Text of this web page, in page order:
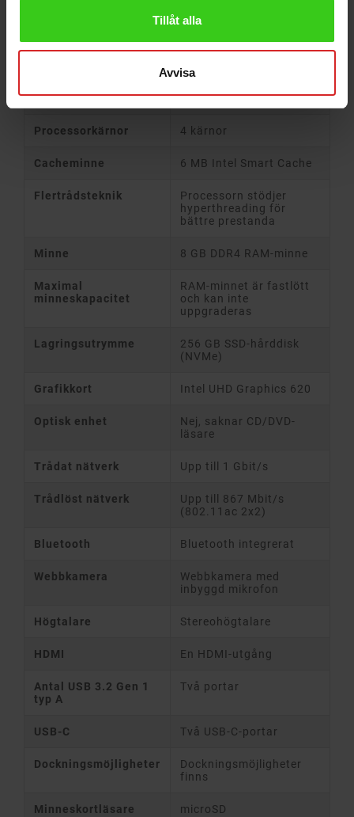
Tillåt alla
Avvisa
skärm
Skärmupplösning 1920 x 1080 (Full HD)
GHz (4.1 GHz Turbo)
Processorkärnor 4 kärnor
Cacheminne 6 MB Intel Smart Cache
Flertrådsteknik
Processorn stödjer
hyperthreading för
bättre prestanda
Minne 8 GB DDR4 RAM-minne
Maximal
minneskapacitet
RAM-minnet är fastlött
och kan inte
uppgraderas
Lagringsutrymme
256 GB SSD-hårddisk
(NVMe)
Grafikkort Intel UHD Graphics 620
Optisk enhet
Nej, saknar CD/DVD-
läsare
Trådat nätverk Upp till 1 Gbit/s
Trådlöst nätverk
Upp till 867 Mbit/s
(802.11ac 2x2)
Bluetooth Bluetooth integrerat
Webbkamera
Webbkamera med
inbyggd mikrofon
Högtalare Stereohögtalare
HDMI En HDMI-utgång
Antal USB 3.2 Gen 1
typ A
Två portar
USB-C Två USB-C-portar
Dockningsmöjligheter
Dockningsmöjligheter
finns
Minneskortläsare microSD